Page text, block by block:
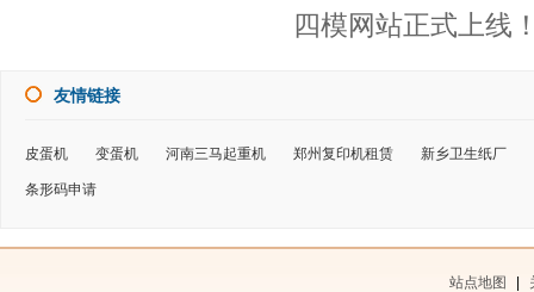
四模网站正式上线
友情链接
皮蛋机 变蛋机 河南三马起重机 郑州复印机租赁 新乡卫生纸厂
条形码申请
站点地图